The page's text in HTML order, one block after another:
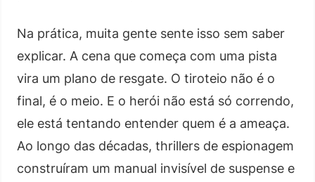
Na prática, muita gente sente isso sem saber
explicar. A cena que começa com uma pista
vira um plano de resgate. O tiroteio não é o
final, é o meio. E o herói não está só correndo,
ele está tentando entender quem é a ameaça.
Ao longo das décadas, thrillers de espionagem
construíram um manual invisível de suspense e